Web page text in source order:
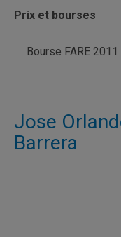
Prix et bourses
Bourse FARE 2011
Jose
Barrera